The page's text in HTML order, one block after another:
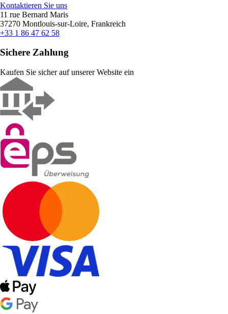
Kontaktieren Sie uns
11 rue Bernard Maris
37270 Montlouis-sur-Loire, Frankreich
+33 1 86 47 62 58
Sichere Zahlung
Kaufen Sie sicher auf unserer Website ein